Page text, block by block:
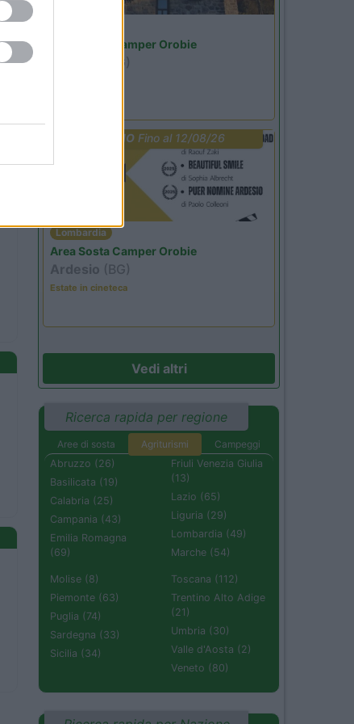
Area Sosta Camper Orobie
(BG)
PROMO Fino al 12/08/26
Lombardia
Area Sosta Camper Orobie
Ardesio (BG)
Estate in cineteca
Vedi altri
Ricerca rapida per regione
Aree di sosta Agriturismi
Campeggi
Abruzzo (26)
Basilicata (19)
Calabria (25)
Campania (43)
Emilia Romagna
(69)
Friuli Venezia Giulia
(13)
Lazio (65)
Liguria (29)
Lombardia (49)
Marche (54)
Molise (8)
Piemonte (63)
Puglia (74)
Sardegna (33)
Sicilia (34)
Toscana (112)
Trentino Alto Adige
(21)
Umbria (30)
Valle d'Aosta (2)
Veneto (80)